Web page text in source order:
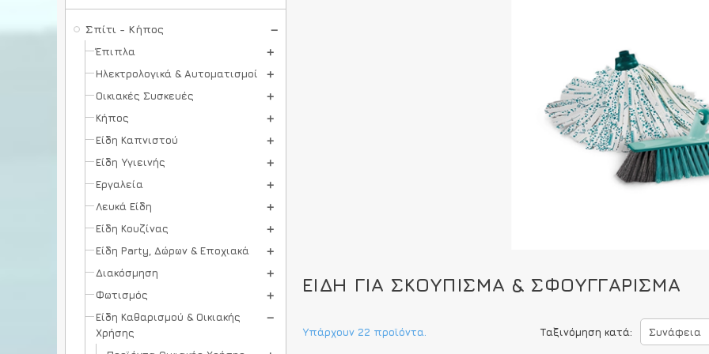
Σπίτι - Κήπος
Έπιπλα
Ηλεκτρολογικά & Αυτοματισμοί
Οικιακές Συσκευές
Κήπος
Είδη Καπνιστού
Είδη Υγιεινής
Εργαλεία
Λευκά Είδη
Είδη Κουζίνας
Είδη Party, Δώρων & Εποχιακά
Διακόσμηση
Φωτισμός
Είδη Καθαρισμού & Οικιακής
Χρήσης
ΕΊΔΗ ΓΙΑ ΣΚΟΎΠΙΣΜΑ & ΣΦΟΥΓΓΆΡΙΣΜΑ
Ταξινόμηση κατά: Συνάφεια
Υπάρχουν 22 προϊόντα.